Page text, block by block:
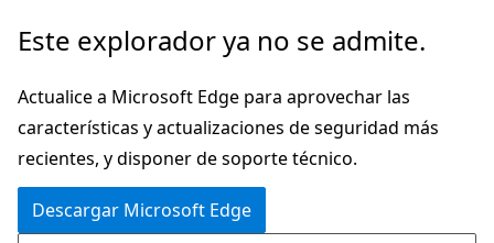
Ir
contenido
principal
Este explorador ya no se admite.
Actualice a Microsoft Edge para aprovechar las
características y actualizaciones de seguridad más
recientes, y disponer de soporte técnico.
Descargar Microsoft Edge